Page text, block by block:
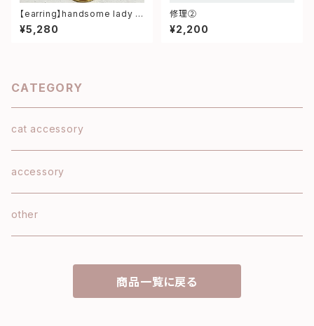
【earring】handsome lady lo
ng earring
¥5,280
修理②
¥2,200
CATEGORY
cat accessory
accessory
other
商品一覧に戻る